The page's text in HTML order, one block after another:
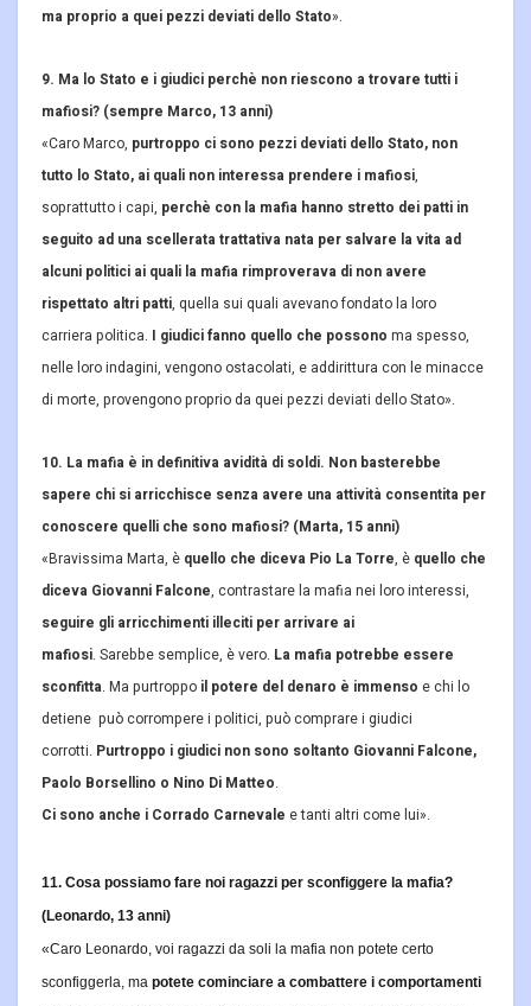
ma proprio a quei pezzi deviati dello Stato».
9. Ma lo Stato e i giudici perchè non riescono a trovare tutti i
mafiosi? (sempre Marco, 13 anni)
«Caro Marco, purtroppo ci sono pezzi deviati dello Stato, non
tutto lo Stato, ai quali non interessa prendere i mafiosi,
soprattutto i capi, perchè con la mafia hanno stretto dei patti in
seguito ad una scellerata trattativa nata per salvare la vita ad
alcuni politici ai quali la mafia rimproverava di non avere
rispettato altri patti, quella sui quali avevano fondato la loro
carriera politica. I giudici fanno quello che possono ma spesso,
nelle loro indagini, vengono ostacolati, e addirittura con le minacce
di morte, provengono proprio da quei pezzi deviati dello Stato».
10. La mafia è in definitiva avidità di soldi. Non basterebbe
sapere chi si arricchisce senza avere una attività consentita per
conoscere quelli che sono mafiosi? (Marta, 15 anni)
«Bravissima Marta, è quello che diceva Pio La Torre, è quello che
diceva Giovanni Falcone, contrastare la mafia nei loro interessi,
seguire gli arricchimenti illeciti per arrivare ai
mafiosi. Sarebbe semplice, è vero. La mafia potrebbe essere
sconfitta. Ma purtroppo il potere del denaro è immenso e chi lo
detiene può corrompere i politici, può comprare i giudici
corrotti. Purtroppo i giudici non sono soltanto Giovanni Falcone,
Paolo Borsellino o Nino Di Matteo.
Ci sono anche i Corrado Carnevale e tanti altri come lui».
11. Cosa possiamo fare noi ragazzi per sconfiggere la mafia?
(Leonardo, 13 anni)
«Caro Leonardo, voi ragazzi da soli la mafia non potete certo
sconfiggerla, ma potete cominciare a combattere i comportamenti